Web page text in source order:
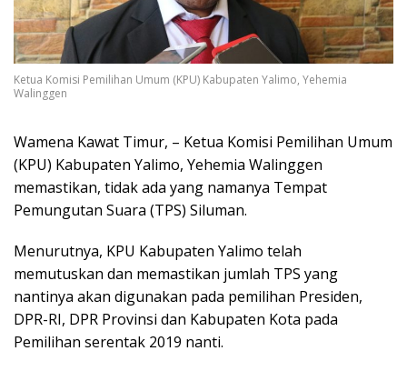
Ketua Komisi Pemilihan Umum (KPU) Kabupaten Yalimo, Yehemia
Walinggen
Wamena Kawat Timur, – Ketua Komisi Pemilihan Umum
(KPU) Kabupaten Yalimo, Yehemia Walinggen
memastikan, tidak ada yang namanya Tempat
Pemungutan Suara (TPS) Siluman.
Menurutnya, KPU Kabupaten Yalimo telah
memutuskan dan memastikan jumlah TPS yang
nantinya akan digunakan pada pemilihan Presiden,
DPR-RI, DPR Provinsi dan Kabupaten Kota pada
Pemilihan serentak 2019 nanti.